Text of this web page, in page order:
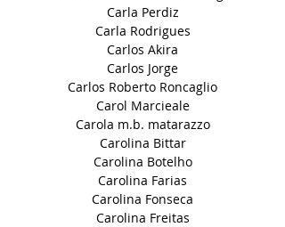
Carla Perdiz
Carla Rodrigues
Carlos Akira
Carlos Jorge
Carlos Roberto Roncaglio
Carol Marcieale
Carola m.b. matarazzo
Carolina Bittar
Carolina Botelho
Carolina Farias
Carolina Fonseca
Carolina Freitas